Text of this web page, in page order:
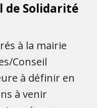
de Solidarité
à la mairie
Conseil
à définir en
à venir